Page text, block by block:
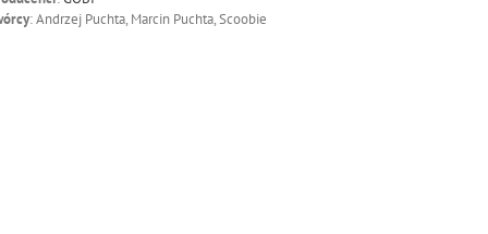
: Andrzej Puchta, Marcin Puchta, Scoobie